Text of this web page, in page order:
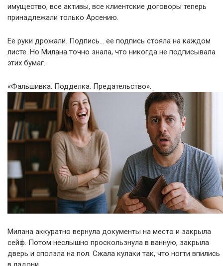
имущество, все активы, все клиентские договоры теперь
принадлежали только Арсению.
Ее руки дрожали. Подпись… ее подпись стояла на каждом
листе. Но Милана точно знала, что никогда не подписывала
этих бумаг.
«Фальшивка. Подделка. Предательство».
Милана аккуратно вернула документы на место и закрыла
сейф. Потом неслышно проскользнула в ванную, закрыла
дверь и сползла на пол. Сжала кулаки так, что ногти впились